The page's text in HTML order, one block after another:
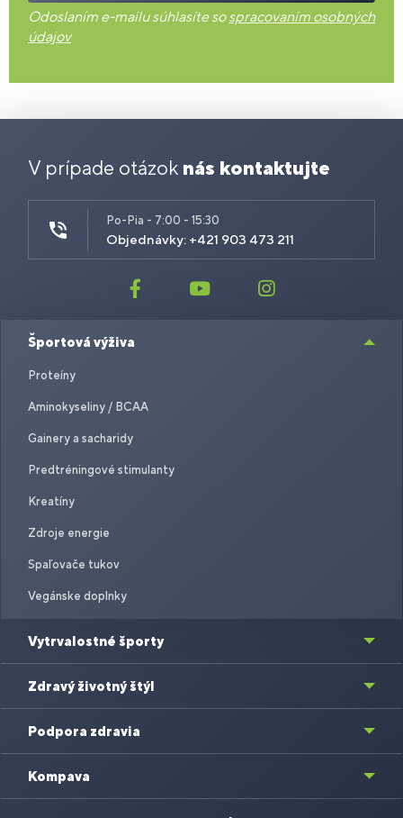
Odoslaním e-mailu súhlasíte sospracovaním osobných
údajov
V prípade otázok nás kontaktujte
Po-Pia - 7:00 - 15:30
Objednávky: +421 903 473 211
Športová výživa
Proteíny
Aminokyseliny / BCAA
Gainery a sacharidy
Predtréningové stimulanty
Kreatíny
Zdroje energie
Spaľovače tukov
Vegánske doplnky
Vytrvalostné športy
Zdravý životný štýl
Podpora zdravia
Kompava